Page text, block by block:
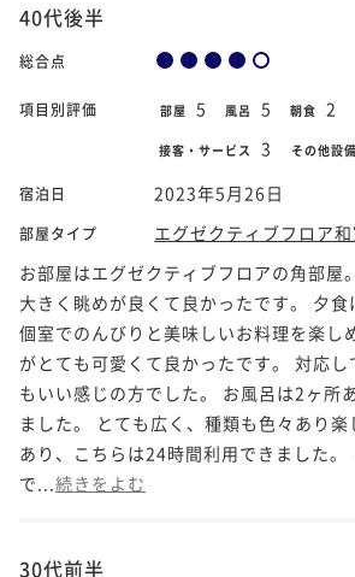
40代後半
総合点
項目別評価 部屋 5 風呂 5 朝食 2
接客・サービス 3 その他設備
宿泊日 2023年5月26日
部屋タイプ
エグゼクティブフロア
お部屋はエグゼクティブフロアの角部屋
大きく眺めが良くて良かったです。 夕食
個室でのんびりと美味しいお料理を楽し
がとても可愛くて良かったです。 対応
もいい感じの方でした。 お風呂は2ヶ所
ました。 とても広く、種類も色々あり
あり、こちらは24時間利用できました。
で... 続きをよむ
30代前半